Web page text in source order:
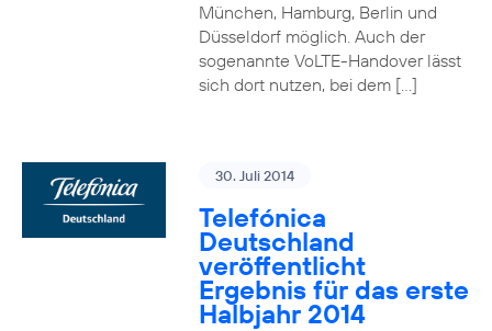
München, Hamburg, Berlin und
Düsseldorf möglich. Auch der
sogenannte VoLTE-Handover lässt
sich dort nutzen, bei dem […]
30. Juli 2014
Telefónica
Deutschland
veröffentlicht
Ergebnis für das erste
Halbjahr 2014